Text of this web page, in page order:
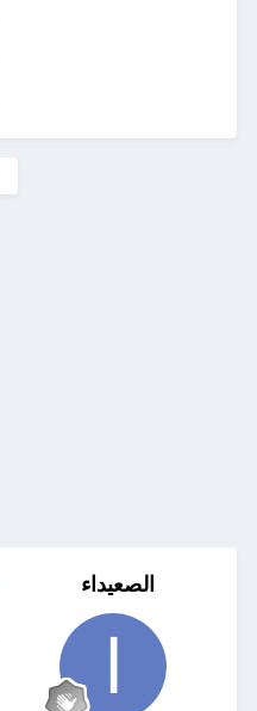
الصعيداء